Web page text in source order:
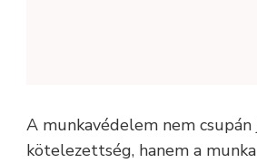
A munkavédelem nem csupán
kötelezettség, hanem a